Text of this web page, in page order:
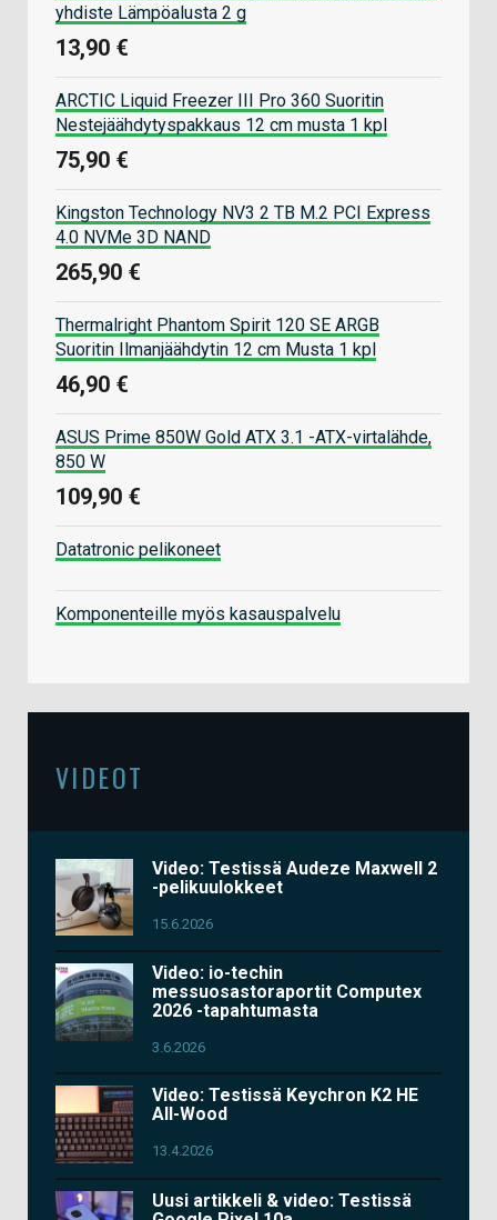
yhdiste Lämpöalusta 2 g
13,90 €
ARCTIC Liquid Freezer III Pro 360 Suoritin
Nestejäähdytyspakkaus 12 cm musta 1 kpl
75,90 €
Kingston Technology NV3 2 TB M.2 PCI Express
4.0 NVMe 3D NAND
265,90 €
Thermalright Phantom Spirit 120 SE ARGB
Suoritin Ilmanjäähdytin 12 cm Musta 1 kpl
46,90 €
ASUS Prime 850W Gold ATX 3.1 -ATX-virtalähde,
850 W
109,90 €
Datatronic pelikoneet
Komponenteille myös kasauspalvelu
VIDEOT
Video: Testissä Audeze Maxwell 2
-pelikuulokkeet
15.6.2026
Video: io-techin
messuosastoraportit Computex
2026 -tapahtumasta
3.6.2026
Video: Testissä Keychron K2 HE
All-Wood
13.4.2026
Uusi artikkeli & video: Testissä